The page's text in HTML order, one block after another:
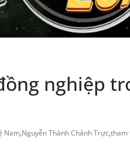
nghiệp
Nam,Nguyễn Thành Chánh Trực,tham